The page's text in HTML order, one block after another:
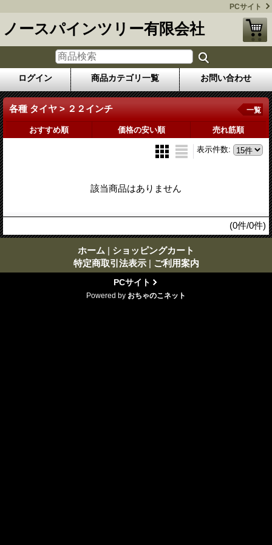
PCサイト
ノースパインツリー有限会社
ログイン 商品カテゴリ一覧 お問い合わせ
各種 タイヤ > ２２インチ 一覧
おすすめ順 価格の安い順 売れ筋順
表示件数:
該当商品はありません
(0件/0件)
ホーム | ショッピングカート
特定商取引法表示 | ご利用案内
PCサイト
Powered by おちゃのこネット